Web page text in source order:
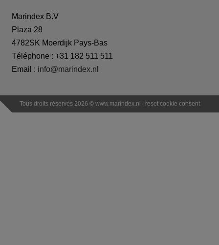
Marindex B.V
Plaza 28
4782SK Moerdijk Pays-Bas
Téléphone : +31 182 511 511
Email : info@marindex.nl
Tous droits réservés 2026 © www.marindex.nl | reset cookie consent